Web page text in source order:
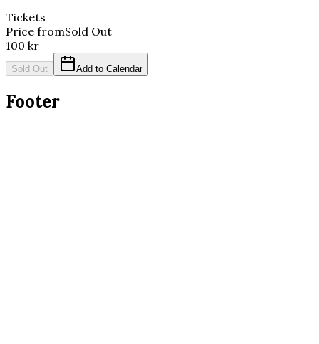
Tickets
Price fromSold Out
100 kr
Sold Out Add to Calendar
Footer